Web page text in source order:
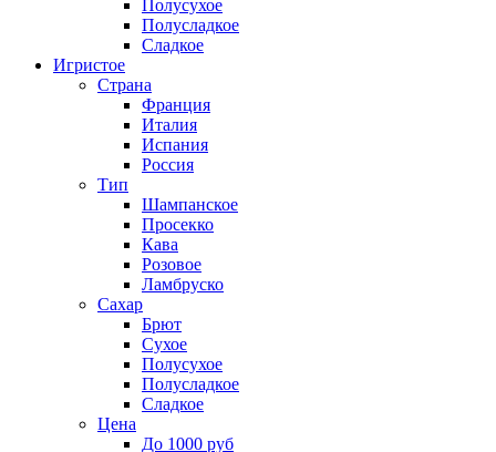
Полусухое
Полусладкое
Сладкое
Игристое
Страна
Франция
Италия
Испания
Россия
Тип
Шампанское
Просекко
Кава
Розовое
Ламбруско
Сахар
Брют
Сухое
Полусухое
Полусладкое
Сладкое
Цена
До 1000 руб